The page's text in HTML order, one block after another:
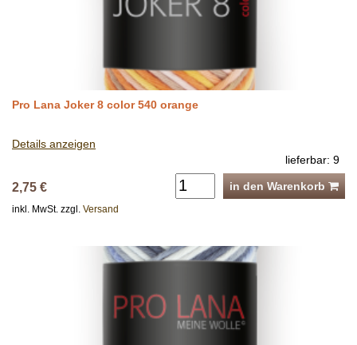
Pro Lana Joker 8 color 540 orange
Details anzeigen
lieferbar: 9
2,75 € in den Warenkorb
inkl. MwSt. zzgl. Versand